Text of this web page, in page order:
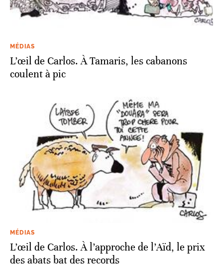
MÉDIAS
L’œil de Carlos. À Tamaris, les cabanons
coulent à pic
MÉDIAS
L’œil de Carlos. À l’approche de l’Aïd, le prix
des abats bat des records